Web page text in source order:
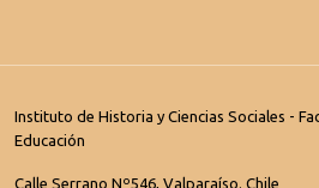
Instituto de Historia y Ciencias Sociales -
Educación
Calle Serrano Nº546, Valparaíso. Chile